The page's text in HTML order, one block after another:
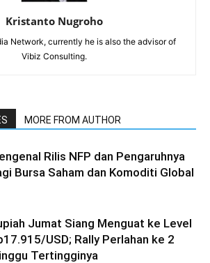
Kristanto Nugroho
Network, currently he is also the advisor of
Vibiz Consulting.
MORE FROM AUTHOR
Rilis NFP dan Pengaruhnya
Bursa Saham dan Komoditi Global
Jumat Siang Menguat ke Level
USD; Rally Perlahan ke 2
Tertingginya